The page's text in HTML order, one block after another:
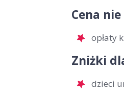
Cena
opłaty
Zniżki
dzieci